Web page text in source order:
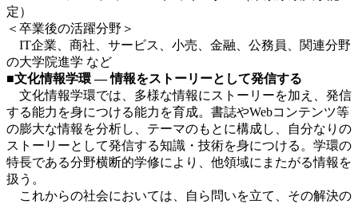
定）
＜卒業後の活躍分野＞
IT企業、商社、サービス、小売、金融、公務員、関連分野
の大学院進学 など
■文化情報学環 ― 情報をストーリーとして発信する
文化情報学環では、多様な情報にストーリーを加え、発信
する能力を身につける能力を育成。書誌やWebコンテンツ等
の膨大な情報を分析し、テーマのもとに構成し、自分なりの
ストーリーとして発信する知識・技術を身につける。学環の
特長である分野横断的学修により、他領域にまたがる情報を
扱う。
これからの社会においては、自ら問いを立て、その解決の